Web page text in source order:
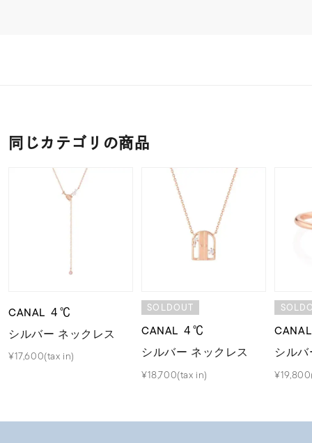
同じカテゴリの商品
CANAL ４℃
シルバー ネックレス
¥17,600(tax in)
SOLDOUT
CANAL ４℃
シルバー ネックレス
¥18,700(tax in)
シル